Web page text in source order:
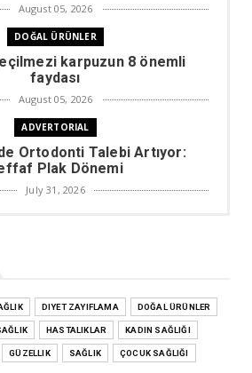
August 05, 2026
DOĞAL ÜRÜNLER
karpuzun 8 önemli
faydası
August 05, 2026
ADVERTORIAL
Ortodonti Talebi Artıyor:
Plak Dönemi
July 31, 2026
ADVERTORIAL
Karın Sarkması ve Şekil
Bozuklukları
DIYET ZAYIFLAMA DOĞAL ÜRÜNLER
HASTALIKLAR KADIN SAĞLIĞI
GÜZELLIK SAĞLIK ÇOCUK SAĞLIĞI